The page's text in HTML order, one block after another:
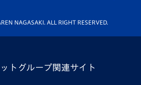
NAGASAKI. ALL RIGHT RESERVED.
トグループ関連サイト